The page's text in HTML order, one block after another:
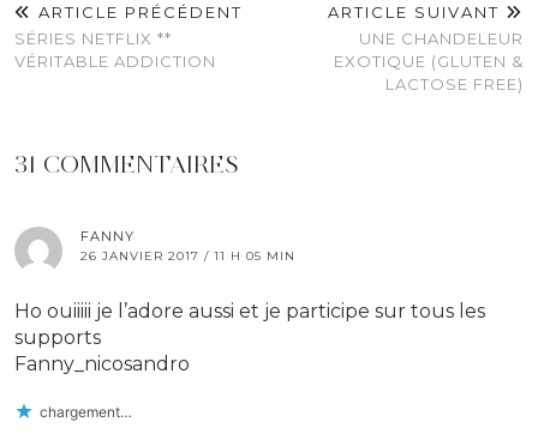
ARTICLE PRÉCÉDENT
SÉRIES NETFLIX **
VÉRITABLE ADDICTION
ARTICLE SUIVANT
UNE CHANDELEUR
EXOTIQUE (GLUTEN &
LACTOSE FREE)
31 COMMENTAIRES
FANNY
26 JANVIER 2017 / 11 H 05 MIN
Ho ouiiiii je l’adore aussi et je participe sur tous les
supports
Fanny_nicosandro
chargement…